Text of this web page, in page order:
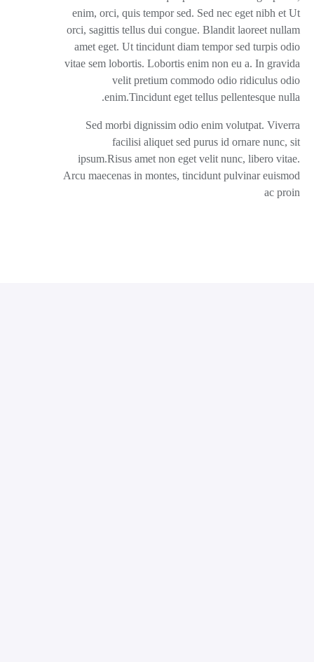
enim, orci, quis tempor sed. Sed nec eget nibh et Ut
orci, sagittis tellus dui congue. Blandit laoreet nullam
amet eget. Ut tincidunt diam tempor sed turpis odio
vitae sem lobortis. Lobortis enim non eu a. In gravida
velit pretium commodo odio ridiculus odio
enim.Tincidunt eget tellus pellentesque nulla.
Sed morbi dignissim odio enim volutpat. Viverra
facilisi aliquet sed purus id ornare nunc, sit
ipsum.Risus amet non eget velit nunc, libero vitae.
Arcu maecenas in montes, tincidunt pulvinar euismod
ac proin